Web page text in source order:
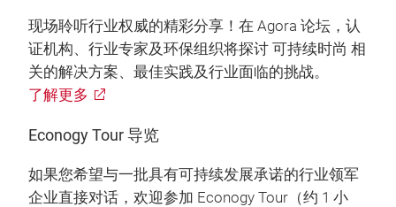
现场聆听行业权威的精彩分享！在 Agora 论坛，认
证机构、行业专家及环保组织将探讨 可持续时尚 相
关的解决方案、最佳实践及行业面临的挑战。
了解更多
Econogy Tour 导览
如果您希望与一批具有可持续发展承诺的行业领军
企业直接对话，欢迎参加 Econogy Tour（约 1 小